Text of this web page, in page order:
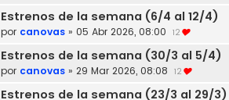
Estrenos de la semana (6/4 al 12/4)
por canovas » 05 Abr 2026, 08:00 12
Estrenos de la semana (30/3 al 5/4)
por canovas » 29 Mar 2026, 08:08 12
Estrenos de la semana (23/3 al 29/3)